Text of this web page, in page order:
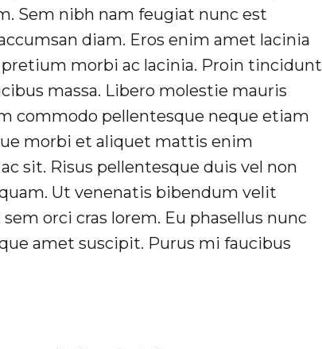
Sem nibh nam feugiat nunc est
diam. Eros enim amet lacinia
morbi ac lacinia. Proin tincidunt
massa. Libero molestie mauris
commodo pellentesque neque etiam
morbi et aliquet mattis enim
sit. Risus pellentesque duis vel non
Ut venenatis bibendum velit
orci cras lorem. Eu phasellus nunc
amet suscipit. Purus mi faucibus